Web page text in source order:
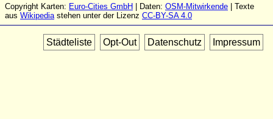
Copyright Karten: Euro-Cities GmbH | Daten: OSM-Mitwirkende | Texte
aus Wikipediastehen unter der Lizenz CC-BY-SA 4.0
Städteliste Opt-Out Datenschutz Impressum